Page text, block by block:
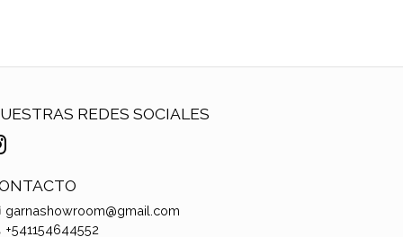
REDES SOCIALES
garnashowroom@gmail.com
+541154644552